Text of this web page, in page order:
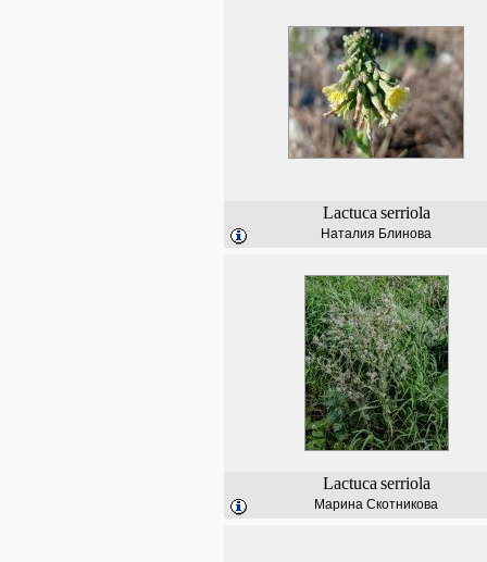
Lactuca serriola
Наталия Блинова
Lactuca serriola
Марина Скотникова